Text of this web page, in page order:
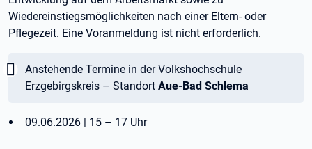
Wiedereinstiegsmöglichkeiten nach einer Eltern- oder
Pflegezeit. Eine Voranmeldung ist nicht erforderlich.
Wichtig:
Anstehende Termine in der Volkshochschule
Erzgebirgskreis – Standort Aue-Bad Schlema
09.06.2026 | 15 – 17 Uhr